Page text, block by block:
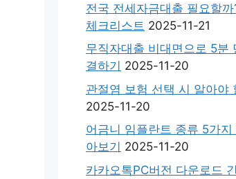
전국 전세자금대출 필요할
체크리스트 2025-11-21
무직자대출 비대면으로 5분
결하기 2025-11-20
관절염 보험 선택 시 알아야
2025-11-20
어금니 임플란트 종류 5가지
아보기 2025-11-20
카카오톡PC버전 다운로드